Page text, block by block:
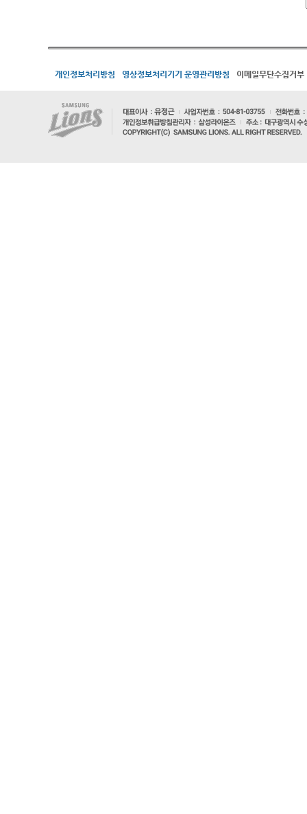
개인정보처리방침 영상정보처리기기 운영관리방침 이메일무단수집거부